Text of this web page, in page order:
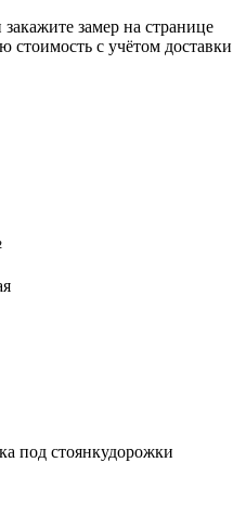
закажите замер на странице
стоимость с учётом доставки
под стоянкудорожки